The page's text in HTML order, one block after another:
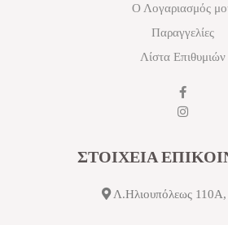
Ο Λογαριασμός
Παραγγελίες
Λίστα Επιθυμιών
ΣΤΟΙΧΕΙΑ
Λ.Ηλιουπόλεως